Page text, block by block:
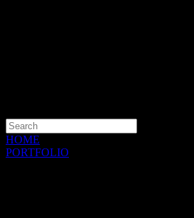
HOME
PORTFOLIO